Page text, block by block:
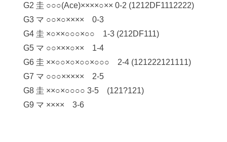
G2 圭 ○○○(Ace)××××○×× 0-2 (1212DF1112222)
G3 マ ○○×○×××× 0-3
G4 圭 ×○××○○○×○○ 1-3 (212DF111)
G5 マ ○○×××○×× 1-4
G6 圭 ××○○×○×○○×○○○ 2-4 (121222121111)
G7 マ ○○○××××× 2-5
G8 圭 ××○×○○○○ 3-5 (121?121)
G9 マ ×××× 3-6